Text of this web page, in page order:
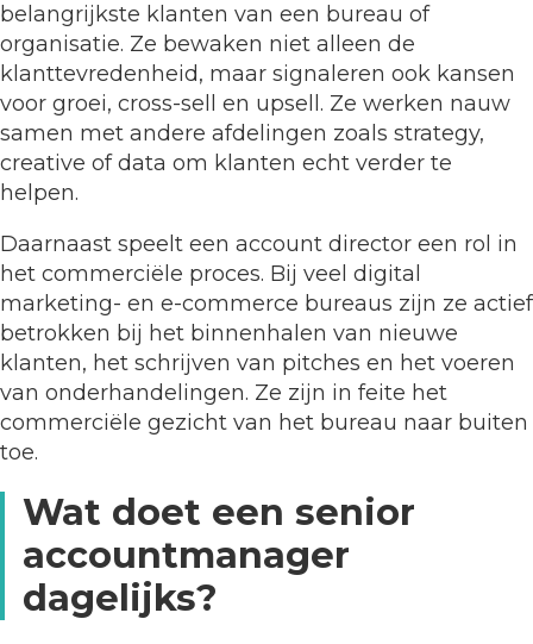
belangrijkste klanten van een bureau of
organisatie. Ze bewaken niet alleen de
klanttevredenheid, maar signaleren ook kansen
voor groei, cross-sell en upsell. Ze werken nauw
samen met andere afdelingen zoals strategy,
creative of data om klanten echt verder te
helpen.
Daarnaast speelt een account director een rol in
het commerciële proces. Bij veel digital
marketing- en e-commerce bureaus zijn ze actief
betrokken bij het binnenhalen van nieuwe
klanten, het schrijven van pitches en het voeren
van onderhandelingen. Ze zijn in feite het
commerciële gezicht van het bureau naar buiten
toe.
Wat doet een senior
accountmanager
dagelijks?